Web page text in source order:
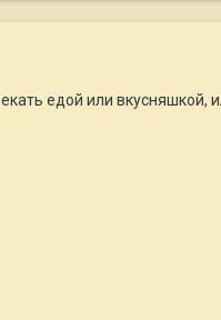
едой или вкусняшкой,